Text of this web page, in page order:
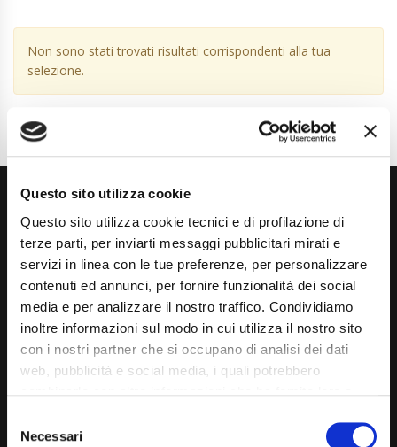
Questo sito utilizza cookie
Questo sito utilizza cookie tecnici e di profilazione di
terze parti, per inviarti messaggi pubblicitari mirati e
servizi in linea con le tue preferenze, per personalizzare
contenuti ed annunci, per fornire funzionalità dei social
media e per analizzare il nostro traffico. Condividiamo
inoltre informazioni sul modo in cui utilizza il nostro sito
con i nostri partner che si occupano di analisi dei dati
web, pubblicità e social media, i quali potrebbero
mera chiusura del banner non comporta l’accettazione
Selection
Necessari
Non sono stati trovati risultati corrispondenti alla tua
selezione.
Via Giuditta Pasta 2, Como (CO) 22100
(+39) 031 431 3066
info@carspecialist.eu
Sabato: 09:00 - 12:30